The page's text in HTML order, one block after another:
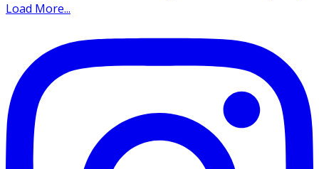
Load More...